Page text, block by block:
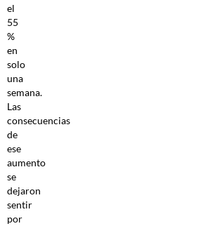
el
55
%
en
solo
una
semana.
Las
consecuencias
de
ese
aumento
se
dejaron
sentir
por